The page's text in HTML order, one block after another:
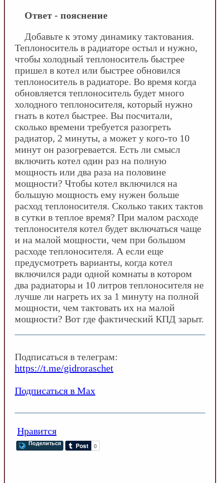
Ответ - пояснение
Добавьте к этому динамику тактования.
Теплоноситель в радиаторе остыл и нужно,
чтобы холодный теплоноситель быстрее
пришел в котел или быстрее обновился
теплоноситель в радиаторе. Во время когда
обновляется теплоноситель будет много
холодного теплоносителя, который нужно
гнать в котел быстрее. Вы посчитали,
сколько времени требуется разогреть
радиатор, 2 минуты, а может у кого-то 10
минут он разогревается. Есть ли смысл
включить котел один раз на полную
мощность или два раза на половине
мощности? Чтобы котел включился на
большую мощность ему нужен больше
расход теплоносителя. Сколько таких тактов
в сутки в теплое время? При малом расходе
теплоносителя котел будет включаться чаще
и на малой мощности, чем при большом
расходе теплоносителя. А если еще
предусмотреть варианты, когда котел
включился ради одной комнаты в котором
два радиаторы и 10 литров теплоносителя не
лучше ли нагреть их за 1 минуту на полной
мощности, чем тактовать их на малой
мощности? Вот где фактический КПД зарыт.
Подписаться в телеграм:
https://t.me/gidroraschet
Подписаться в Max
Нравится
Поделиться